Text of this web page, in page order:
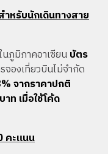
หรับนักเดินทางสาย
ภูมิภาคอาเซียนบัตร
จองเที่ยวบินไม่จำกัด
จากราคาปกติ
ท เมื่อใช้โค้ด
คะแนน